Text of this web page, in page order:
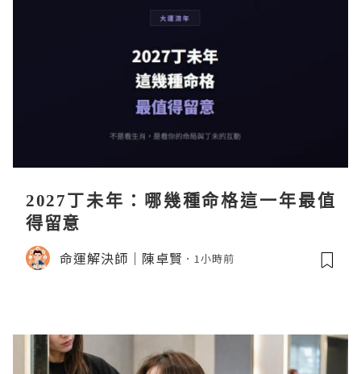
2027丁未年：哪幾種命格這一年最值
得留意
命運解決師｜陳卓賢 1小時前